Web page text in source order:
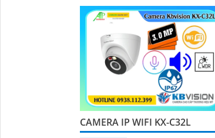
thiết kế dome nhỏ gọn cho ra gốc
nhìn rộng đáng để tham khảo
CAMERA IP WIFI KX-C32L